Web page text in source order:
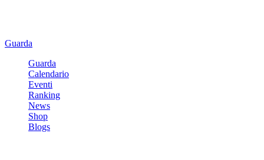
Guarda
Guarda
Calendario
Eventi
Ranking
News
Shop
Blogs